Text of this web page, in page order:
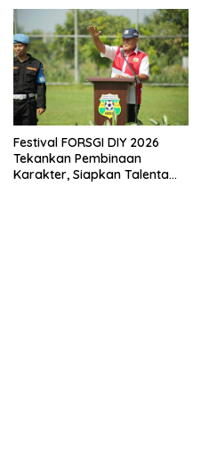
Festival FORSGI DIY 2026
Tekankan Pembinaan
Karakter, Siapkan Talenta